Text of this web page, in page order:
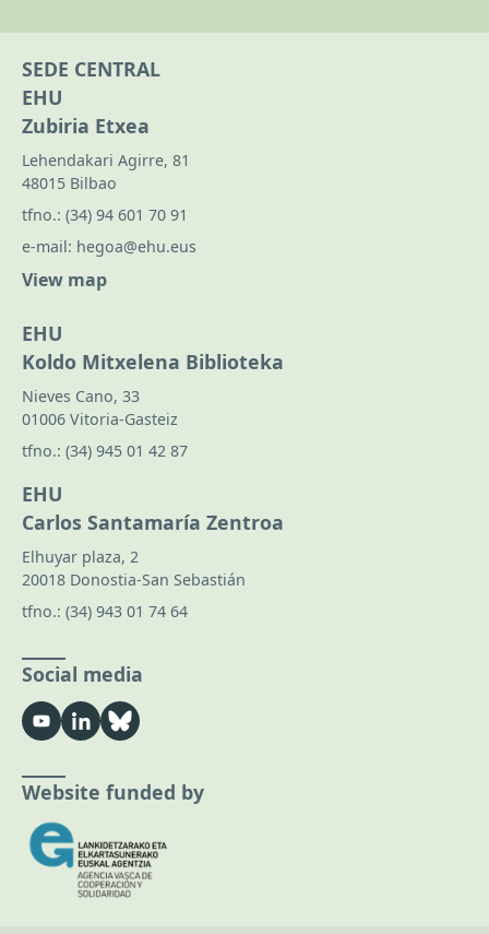
SEDE CENTRAL
EHU
Zubiria Etxea
Lehendakari Agirre, 81
48015 Bilbao
tfno.: (34) 94 601 70 91
e-mail: hegoa@ehu.eus
View map
EHU
Koldo Mitxelena Biblioteka
Nieves Cano, 33
01006 Vitoria-Gasteiz
tfno.: (34) 945 01 42 87
EHU
Carlos Santamaría Zentroa
Elhuyar plaza, 2
20018 Donostia-San Sebastián
tfno.: (34) 943 01 74 64
Social media
Website funded by